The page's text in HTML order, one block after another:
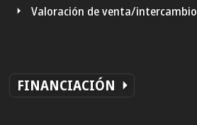
Valoración de venta/intercambio
FINANCIACIÓN